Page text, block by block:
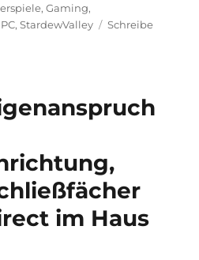
,Gaming,
PC,StardewValley
Schreibe
im Haus